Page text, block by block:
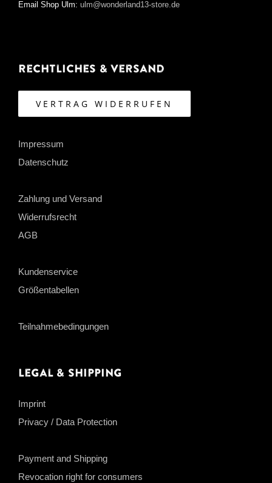
Email Shop Ulm: ulm@wonderland13-store.de
Rechtliches & Versand
VERTRAG WIDERRUFEN
Impressum
Datenschutz
Zahlung und Versand
Widerrufsrecht
AGB
Kundenservice
Größentabellen
Teilnahmebedingungen
Legal & Shipping
Imprint
Privacy / Data Protection
Payment and Shipping
Revocation right for consumers